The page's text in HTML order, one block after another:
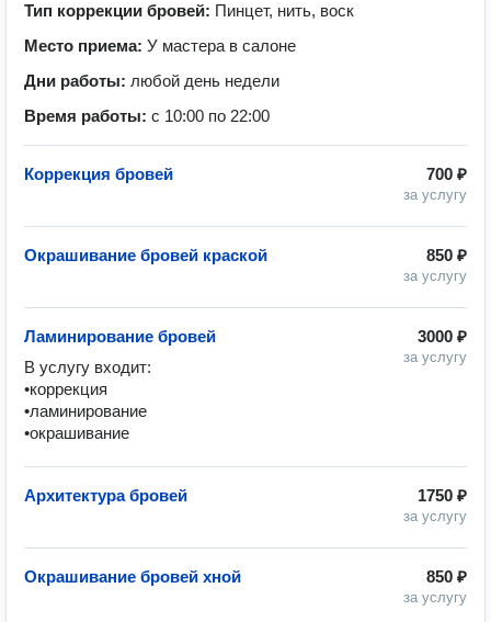
Тип коррекции бровей: Пинцет, нить, воск
Место приема: У мастера в салоне
Дни работы: любой день недели
Время работы: с 10:00 по 22:00
700 ₽
за услугу
Коррекция бровей
850 ₽
за услугу
Окрашивание бровей краской
3000 ₽
за услугу
Ламинирование бровей
В услугу входит:
•коррекция
•ламинирование
•окрашивание
1750 ₽
за услугу
Архитектура бровей
850 ₽
за услугу
Окрашивание бровей хной